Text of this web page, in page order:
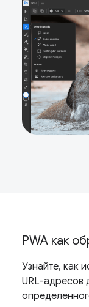
PWA как
Узнайте, как
URL-адресов